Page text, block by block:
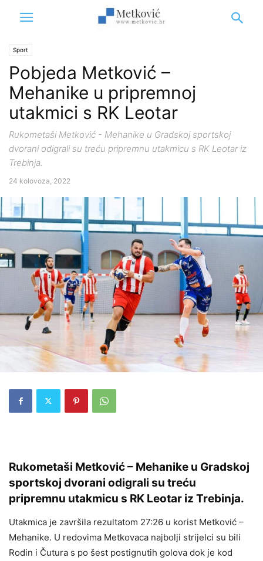
Sport
Pobjeda Metković –
Mehanike u pripremnoj
utakmici s RK Leotar
Rukometaši Metković - Mehanike u Gradskoj sportskoj
dvorani odigrali su treću pripremnu utakmicu s RK Leotar iz
Trebinja.
24 kolovoza, 2022
Rukometaši Metković – Mehanike u Gradskoj
sportskoj dvorani odigrali su treću
pripremnu utakmicu s RK Leotar iz Trebinja.
Utakmica je završila rezultatom 27:26 u korist Metković –
Mehanike. U redovima Metkovaca najbolji strijelci su bili
Rodin i Čutura s po šest postignutih golova dok je kod